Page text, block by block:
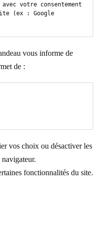
votre consentement
(ex : Google
vous informe de
de :
vos choix ou désactiver les
fonctionnalités du site.